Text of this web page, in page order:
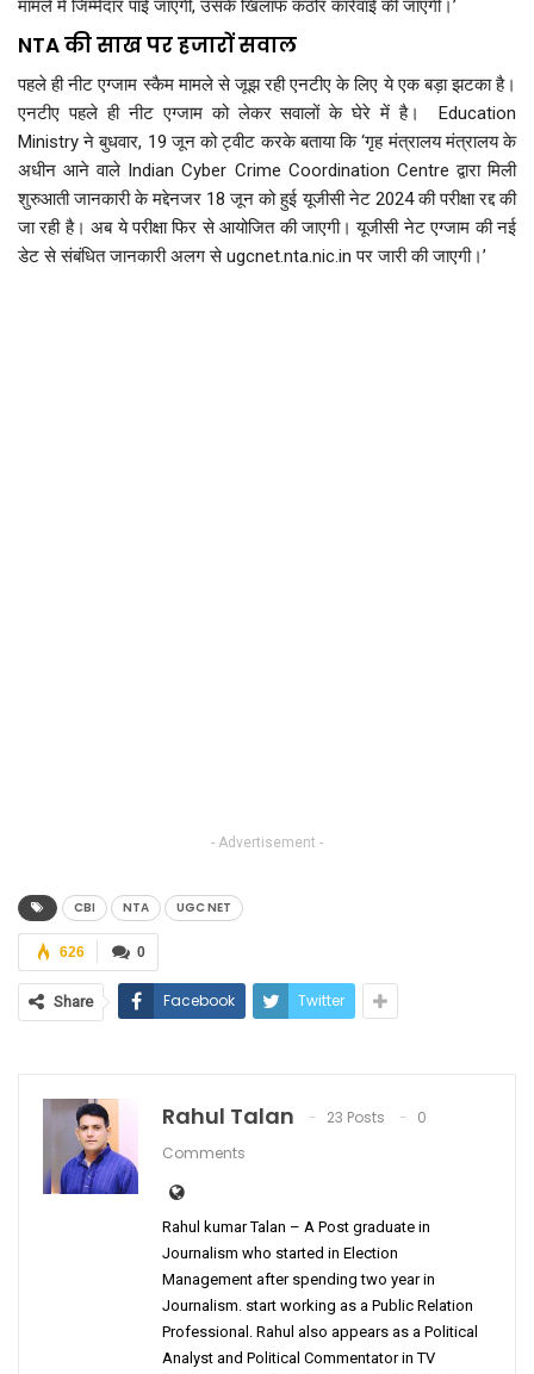
मामले में जिम्मेदार पाई जाएगी, उसके खिलाफ कठोर कार्रवाई की जाएगी।’
NTA की साख पर हजारों सवाल
पहले ही नीट एग्जाम स्कैम मामले से जूझ रही एनटीए के लिए ये एक बड़ा झटका है।
एनटीए पहले ही नीट एग्जाम को लेकर सवालों के घेरे में है। Education
Ministry ने बुधवार, 19 जून को ट्वीट करके बताया कि ‘गृह मंत्रालय मंत्रालय के
अधीन आने वाले Indian Cyber Crime Coordination Centre द्वारा मिली
शुरुआती जानकारी के मद्देनजर 18 जून को हुई यूजीसी नेट 2024 की परीक्षा रद्द की
जा रही है। अब ये परीक्षा फिर से आयोजित की जाएगी। यूजीसी नेट एग्जाम की नई
डेट से संबंधित जानकारी अलग से ugcnet.nta.nic.in पर जारी की जाएगी।’
- Advertisement -
CBI NTA UGC NET
0
626
Share Facebook Twitter
Rahul Talan 23 Posts
0
Comments
Rahul kumar Talan – A Post graduate in
Journalism who started in Election
Management after spending two year in
Journalism. start working as a Public Relation
Professional. Rahul also appears as a Political
Analyst and Political Commentator in TV